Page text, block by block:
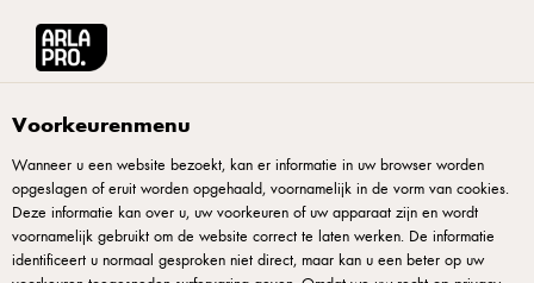
Recepten
Voorkeurenmenu
Wanneer u een website bezoekt, kan er informatie in uw browser worden
opgeslagen of eruit worden opgehaald, voornamelijk in de vorm van cookies.
Deze informatie kan over u, uw voorkeuren of uw apparaat zijn en wordt
voornamelijk gebruikt om de website correct te laten werken. De informatie
identificeert u normaal gesproken niet direct, maar kan u een beter op uw